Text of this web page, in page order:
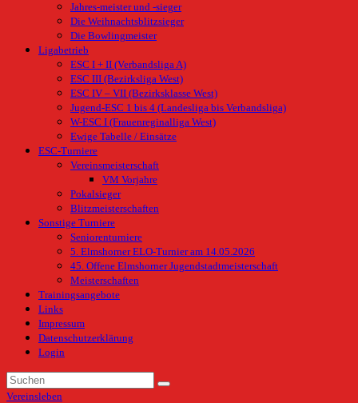
Jahres-meister und -sieger
Die Weihnachtsblitzsieger
Die Bowlingmeister
Ligabetrieb
ESC I + II (Verbandsliga A)
ESC III (Bezirksliga West)
ESC IV – VII (Bezirksklasse West)
Jugend-ESC 1 bis 4 (Landesliga bis Verbandsliga)
W-ESC I (Frauenreginalliga West)
Ewige Tabelle / Einsätze
ESC-Turniere
Vereinsmeisterschaft
VM Vorjahre
Pokalsieger
Blitzmeisterschaften
Sonstige Turniere
Seniorenturniere
5. Elmshorner ELO-Turnier am 14.05.2026
45. Offene Elmshorner Jugendstadtmeisterschaft
Meisterschaften
Trainingsangebote
Links
Impressum
Datenschutzerklärung
Login
Vereinsleben